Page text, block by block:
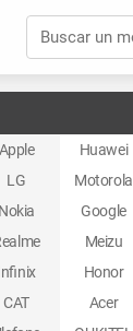
Buscar un
Apple Huawei
LG Motorola
Nokia Google
Meizu
Honor
CAT Acer